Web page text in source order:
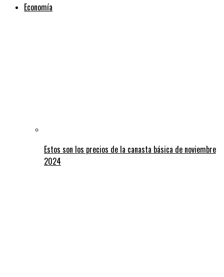
Economía
Estos son los precios de la canasta básica de noviembre
2024